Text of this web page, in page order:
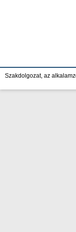
Szakdolgozat, az